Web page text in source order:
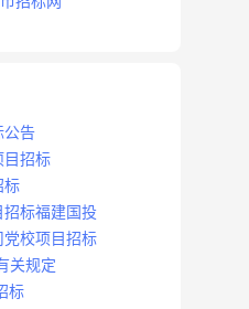
公告
目招标
标
标福建国投
校项目招标
关规定
标